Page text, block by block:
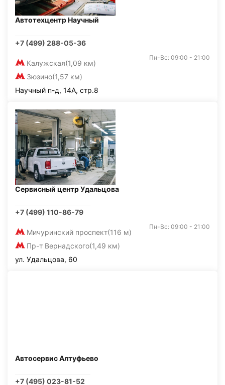
Автотехцентр Научный
+7 (499) 288-05-36
Калужская(1,09 км)
Зюзино(1,57 км)
Пн-Вс: 09:00 - 21:00
Научный п-д, 14А, стр.8
Сервисный центр Удальцова
+7 (499) 110-86-79
Мичуринский проспект(116 м)
Пр-т Вернадского(1,49 км)
Пн-Вс: 09:00 - 21:00
ул. Удальцова, 60
Автосервис Алтуфьево
+7 (495) 023-81-52